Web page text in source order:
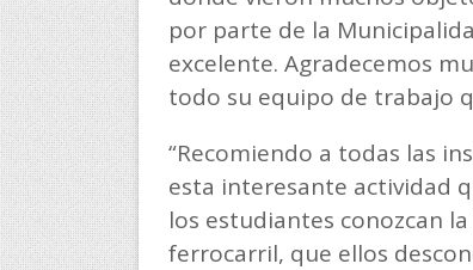
por parte de la
excelente. Agradecemos
todo su equipo de trabajo
“Recomiendo a todas las
esta interesante actividad
los estudiantes conozcan
ferrocarril, que ellos